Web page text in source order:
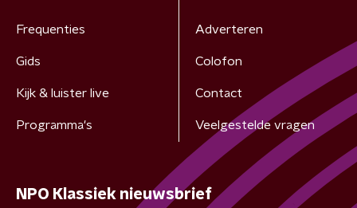
Frequenties
Gids
Kijk & luister live
Programma's
Adverteren
Colofon
Contact
Veelgestelde vragen
NPO Klassiek nieuwsbrief